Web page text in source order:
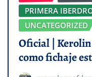
PRIMERA
UNCATEGORIZED
Oficial |
como fichaje